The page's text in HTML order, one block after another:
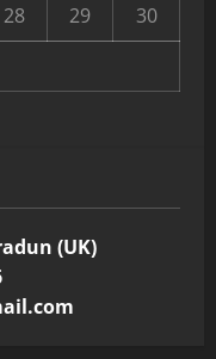
28 29
30
(UK)